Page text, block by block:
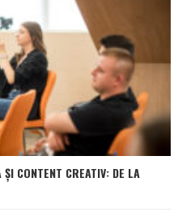
CONTENT CREATIV: DE LA